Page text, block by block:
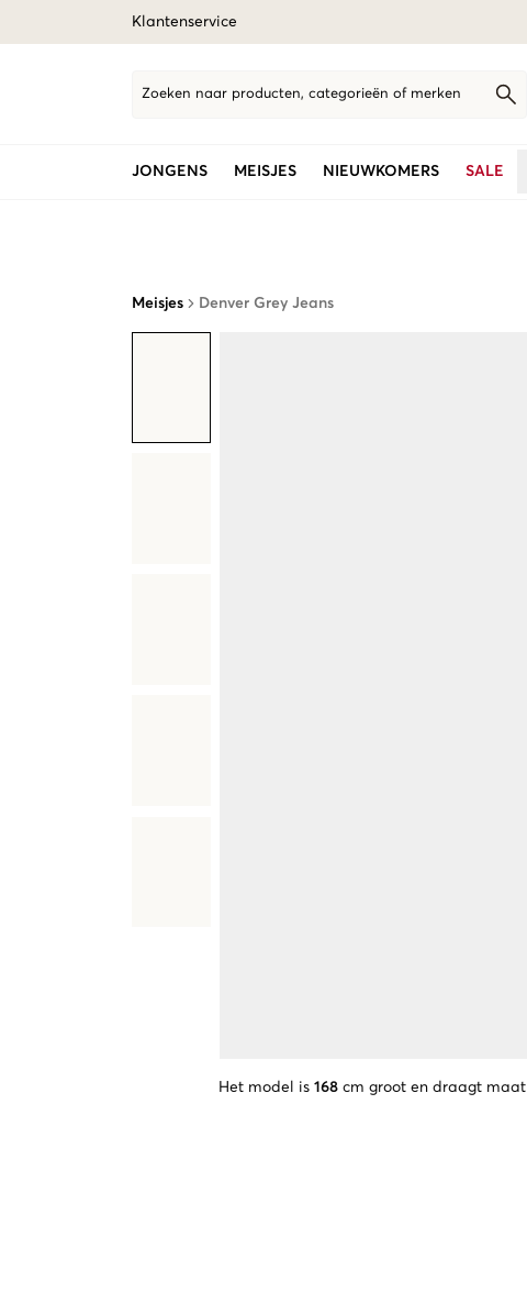
Klantenservice
Zoeken naar producten, categorieën of merken
JONGENS MEISJES NIEUWKOMERS SALE
Meisjes Denver Grey Jeans
Het model is 168 cm groot en draagt maat